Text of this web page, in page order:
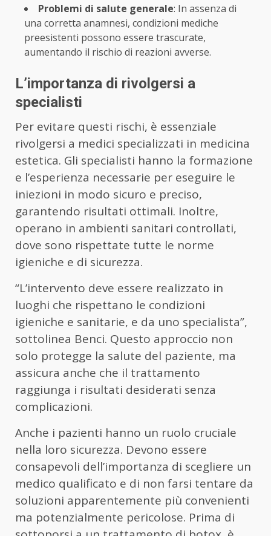
Problemi di salute generale: In assenza di
una corretta anamnesi, condizioni mediche
preesistenti possono essere trascurate,
aumentando il rischio di reazioni avverse.
L’importanza di rivolgersi a
specialisti
Per evitare questi rischi, è essenziale
rivolgersi a medici specializzati in medicina
estetica. Gli specialisti hanno la formazione
e l’esperienza necessarie per eseguire le
iniezioni in modo sicuro e preciso,
garantendo risultati ottimali. Inoltre,
operano in ambienti sanitari controllati,
dove sono rispettate tutte le norme
igieniche e di sicurezza.
“L’intervento deve essere realizzato in
luoghi che rispettano le condizioni
igieniche e sanitarie, e da uno specialista”,
sottolinea Benci. Questo approccio non
solo protegge la salute del paziente, ma
assicura anche che il trattamento
raggiunga i risultati desiderati senza
complicazioni.
Anche i pazienti hanno un ruolo cruciale
nella loro sicurezza. Devono essere
consapevoli dell’importanza di scegliere un
medico qualificato e di non farsi tentare da
soluzioni apparentemente più convenienti
ma potenzialmente pericolose. Prima di